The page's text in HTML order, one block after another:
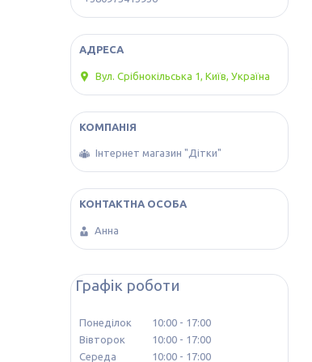
Вул. Срібнокільська 1, Київ, Україна
Інтернет магазин "Дітки"
Анна
Графік роботи
Понеділок 10:00
17:00
Вівторок
10:00
17:00
Середа
10:00 17:00